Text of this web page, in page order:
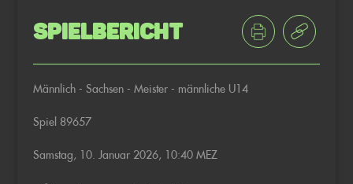
Spielbericht
Männlich - Sachsen - Meister - männliche U14
Spiel 89657
Samstag, 10. Januar 2026, 10:40 MEZ